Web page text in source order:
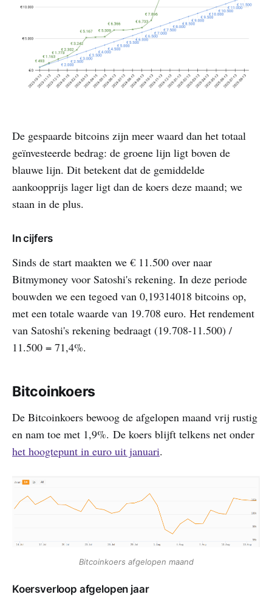
De gespaarde bitcoins zijn meer waard dan het totaal
geïnvesteerde bedrag: de groene lijn ligt boven de
blauwe lijn. Dit betekent dat de gemiddelde
aankoopprijs lager ligt dan de koers deze maand; we
staan in de plus.
In cijfers
Sinds de start maakten we € 11.500 over naar
Bitmymoney voor Satoshi's rekening. In deze periode
bouwden we een tegoed van 0,19314018 bitcoins op,
met een totale waarde van 19.708 euro. Het rendement
van Satoshi's rekening bedraagt (19.708-11.500) /
11.500 = 71,4%.
Bitcoinkoers
De Bitcoinkoers bewoog de afgelopen maand vrij rustig
en nam toe met 1,9%. De koers blijft telkens net onder
het hoogtepunt in euro uit januari.
Bitcoinkoers afgelopen maand
Koersverloop afgelopen jaar